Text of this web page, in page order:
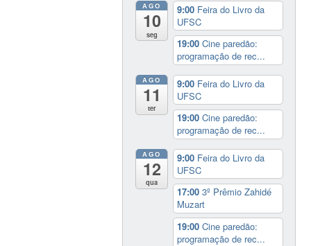
AGO
10
seg
9:00 Feira do Livro da
UFSC
19:00Cine paredão:
programação de rec...
AGO
11
ter
9:00 Feira do Livro da
UFSC
19:00Cine paredão:
programação de rec...
AGO
12
qua
9:00 Feira do Livro da
UFSC
17:003º Prêmio Zahidé
Muzart
19:00Cine paredão:
programação de rec...